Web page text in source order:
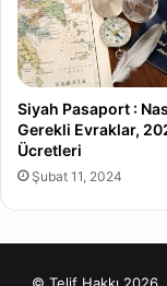
Siyah Pasaport :
Gerekli Evraklar,
Ücretleri
Şubat 11, 2024
© Telif Hakkı 2026,